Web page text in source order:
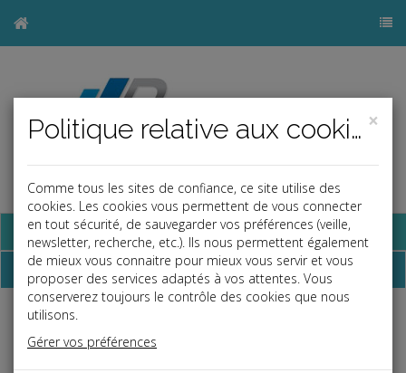
Base documentaire
Dépêches
Fiscal TPE
×
Politique relative aux cookies
Comme tous les sites de confiance, ce site utilise des
cookies. Les cookies vous permettent de vous connecter
en tout sécurité, de sauvegarder vos préférences (veille,
newsletter, recherche, etc.). Ils nous permettent également
de mieux vous connaitre pour mieux vous servir et vous
proposer des services adaptés à vos attentes. Vous
conserverez toujours le contrôle des cookies que nous
utilisons.
Gérer vos préférences